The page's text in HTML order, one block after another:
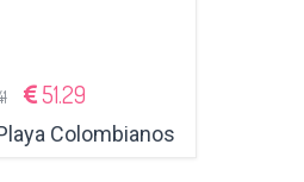
51.29
Colombianos